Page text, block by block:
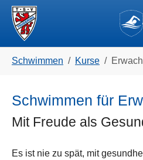
Skip to main navigation
Zum Hauptinhalt springen
Skip to page footer
Schwimmen Kurse
Schwimmen für
Mit Freude als
Es ist nie zu spät, mit